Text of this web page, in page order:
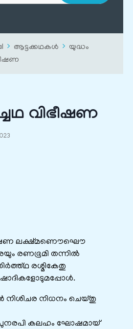
ആട്ടക്കഥകൾ
യുദ്ധം
വിഭീഷണ
ലക്ഷ്മണൌഘൌ
രണഭൂമി തന്നില്‍
രശ്മികേതു
നിശിചര നിധനം ചെയ്തു
പുനരപി കലഹം ഘോഷമായ്